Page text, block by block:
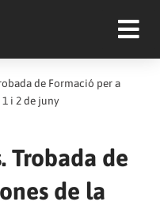
de Formació per a
1 i 2 de juny
Trobada de
de la